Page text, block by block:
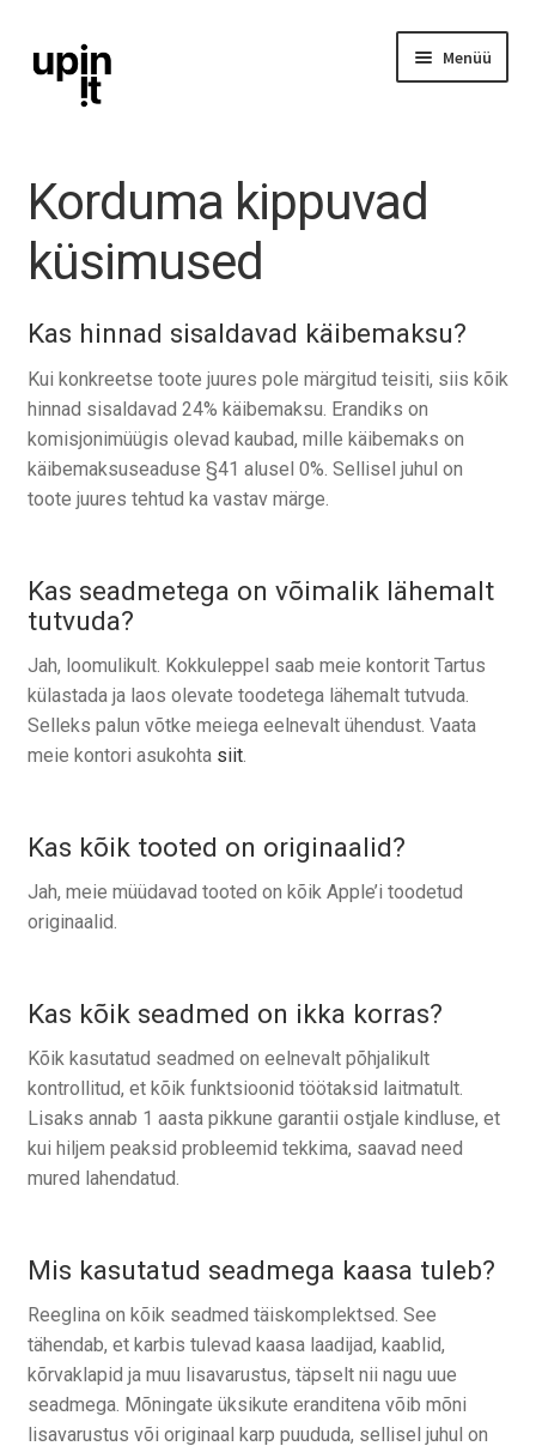
navigeerimisele
sisu
Menüü
iPad
AirPods
Lisavarustus
Hooldus
Minu konto
Ostukorv
Korduma kippuvad
küsimused
Kas hinnad sisaldavad käibemaksu?
Kui konkreetse toote juures pole märgitud teisiti, siis kõik
hinnad sisaldavad 24% käibemaksu. Erandiks on
komisjonimüügis olevad kaubad, mille käibemaks on
käibemaksuseaduse §41 alusel 0%. Sellisel juhul on
toote juures tehtud ka vastav märge.
Kas seadmetega on võimalik lähemalt
tutvuda?
Jah, loomulikult. Kokkuleppel saab meie kontorit Tartus
külastada ja laos olevate toodetega lähemalt tutvuda.
Selleks palun võtke meiega eelnevalt ühendust. Vaata
meie kontori asukohta siit.
Kas kõik tooted on originaalid?
Jah, meie müüdavad tooted on kõik Apple’i toodetud
originaalid.
Kas kõik seadmed on ikka korras?
Kõik kasutatud seadmed on eelnevalt põhjalikult
kontrollitud, et kõik funktsioonid töötaksid laitmatult.
Lisaks annab 1 aasta pikkune garantii ostjale kindluse, et
kui hiljem peaksid probleemid tekkima, saavad need
mured lahendatud.
Mis kasutatud seadmega kaasa tuleb?
Reeglina on kõik seadmed täiskomplektsed. See
tähendab, et karbis tulevad kaasa laadijad, kaablid,
kõrvaklapid ja muu lisavarustus, täpselt nii nagu uue
seadmega. Mõningate üksikute eranditena võib mõni
lisavarustus või originaal karp puududa, sellisel juhul on